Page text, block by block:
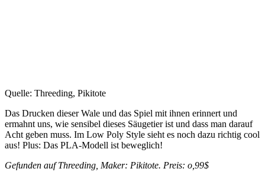
Quelle: Threeding, Pikitote
Das Drucken dieser Wale und das Spiel mit ihnen erinnert und
ermahnt uns, wie sensibel dieses Säugetier ist und dass man darauf
Acht geben muss. Im Low Poly Style sieht es noch dazu richtig cool
aus! Plus: Das PLA-Modell ist beweglich!
Gefunden auf Threeding, Maker: Pikitote. Preis: o,99$